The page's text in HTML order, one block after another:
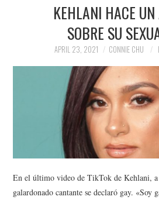
KEHLANI HACE
SOBRE SU
APRIL 23, 2021 CONNIE CHU
En el último video de TikTok de Kehlani, a
galardonado cantante se declaró gay.